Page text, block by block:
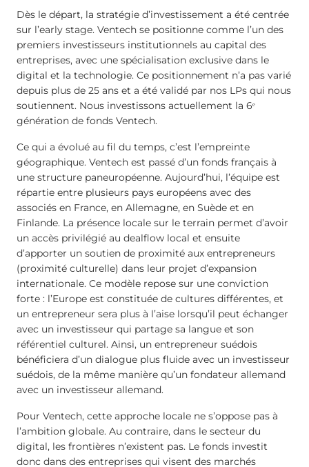
Dès le départ, la stratégie d’investissement a été centrée
sur l’early stage. Ventech se positionne comme l’un des
premiers investisseurs institutionnels au capital des
entreprises, avec une spécialisation exclusive dans le
digital et la technologie. Ce positionnement n’a pas varié
depuis plus de 25 ans et a été validé par nos LPs qui nous
soutiennent. Nous investissons actuellement la 6ᵉ
génération de fonds Ventech.
Ce qui a évolué au fil du temps, c’est l’empreinte
géographique. Ventech est passé d’un fonds français à
une structure paneuropéenne. Aujourd’hui, l’équipe est
répartie entre plusieurs pays européens avec des
associés en France, en Allemagne, en Suède et en
Finlande. La présence locale sur le terrain permet d’avoir
un accès privilégié au dealflow local et ensuite
d’apporter un soutien de proximité aux entrepreneurs
(proximité culturelle) dans leur projet d’expansion
internationale. Ce modèle repose sur une conviction
forte : l’Europe est constituée de cultures différentes, et
un entrepreneur sera plus à l’aise lorsqu’il peut échanger
avec un investisseur qui partage sa langue et son
référentiel culturel. Ainsi, un entrepreneur suédois
bénéficiera d’un dialogue plus fluide avec un investisseur
suédois, de la même manière qu’un fondateur allemand
avec un investisseur allemand.
Pour Ventech, cette approche locale ne s’oppose pas à
l’ambition globale. Au contraire, dans le secteur du
digital, les frontières n’existent pas. Le fonds investit
donc dans des entreprises qui visent des marchés